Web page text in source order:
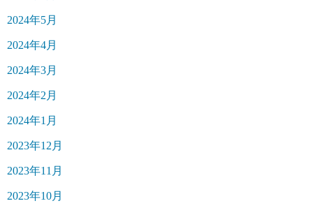
2024年5月
2024年4月
2024年3月
2024年2月
2024年1月
2023年12月
2023年11月
2023年10月